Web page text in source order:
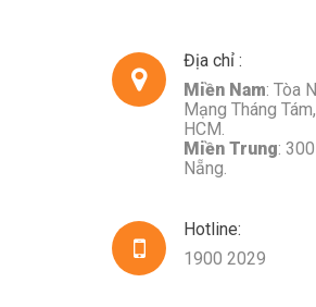
Địa chỉ :
Miền Nam: Tòa
Mạng Tháng
HCM.
Miền Trung:
Nẵng.
Hotline:
1900 2029